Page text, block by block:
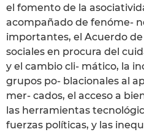
el fomento de la
acompañado de fenóme-
importantes, el Acuerdo
sociales en procura del
y el cambio cli- mático, la
grupos po- blacionales al
mer- cados, el acceso a
las herramientas
fuerzas políticas, y las